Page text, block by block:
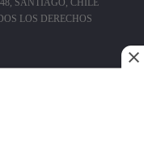
LOS DERECHOS